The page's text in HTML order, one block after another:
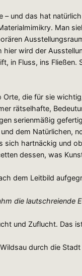
und das hat
Man
wird der
Fluss, ins
die für sie
rätselhafte,
serienmäßig
dem Natürlichen,
hartnäckig und
dessen, was
dem Leitbild
die lautschreiende
und Zuflucht. Das
durch die Stadt